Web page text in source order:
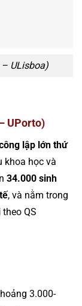
ULisboa)
UPorto)
lập lớn thứ
khoa học và
34.000 sinh
, và nằm trong
theo QS
3.000-